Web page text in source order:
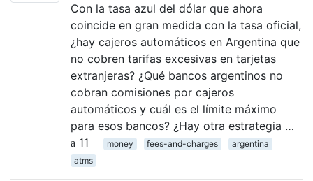
Con la tasa azul del dólar que ahora
coincide en gran medida con la tasa oficial,
¿hay cajeros automáticos en Argentina que
no cobren tarifas excesivas en tarjetas
extranjeras? ¿Qué bancos argentinos no
cobran comisiones por cajeros
automáticos y cuál es el límite máximo
para esos bancos? ¿Hay otra estrategia …
11
money fees-and-charges
argentina
atms